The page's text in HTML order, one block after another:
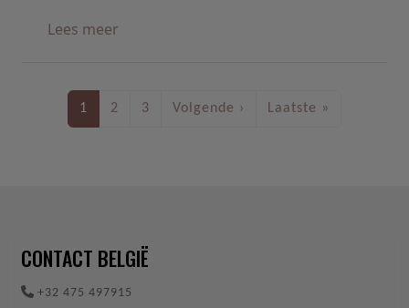
Lees meer
PAGINERING
1 2 3 Volgende › Volgende pagina
Laatste »
CONTACT BELGIË
+32 475 497915